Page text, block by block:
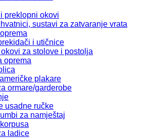
preklopni okovi
sustavi za zatvaranje vrata
i utičnice
za stolove i postolja
oprema
plakare
ormare/garderobe
usadne ručke
za namještaj
ladice